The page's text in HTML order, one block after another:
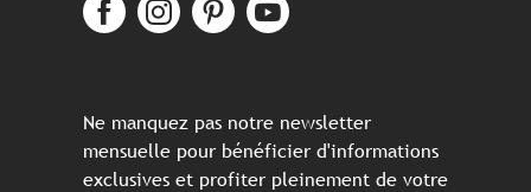
Ne manquez pas notre newsletter
mensuelle pour bénéficier d'informations
exclusives et profiter pleinement de votre